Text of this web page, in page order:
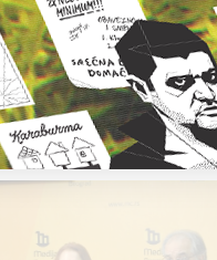
Zbog
sudstvo